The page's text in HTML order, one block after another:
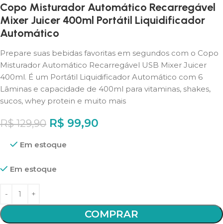
Copo Misturador Automático Recarregável
Mixer Juicer 400ml Portátil Liquidificador
Automático
Prepare suas bebidas favoritas em segundos com o Copo
Misturador Automático Recarregável USB Mixer Juicer
400ml. É um Portátil Liquidificador Automático com 6
Lâminas e capacidade de 400ml para vitaminas, shakes,
sucos, whey protein e muito mais
R$129,90 R$ 99,90
Em estoque
Em estoque
COMPRAR